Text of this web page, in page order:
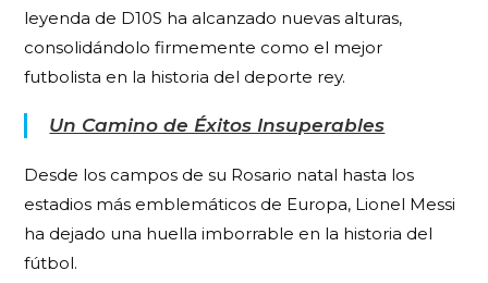
leyenda de D10S ha alcanzado nuevas alturas,
consolidándolo firmemente como el mejor
futbolista en la historia del deporte rey.
Un Camino de Éxitos Insuperables
Desde los campos de su Rosario natal hasta los
estadios más emblemáticos de Europa, Lionel Messi
ha dejado una huella imborrable en la historia del
fútbol.